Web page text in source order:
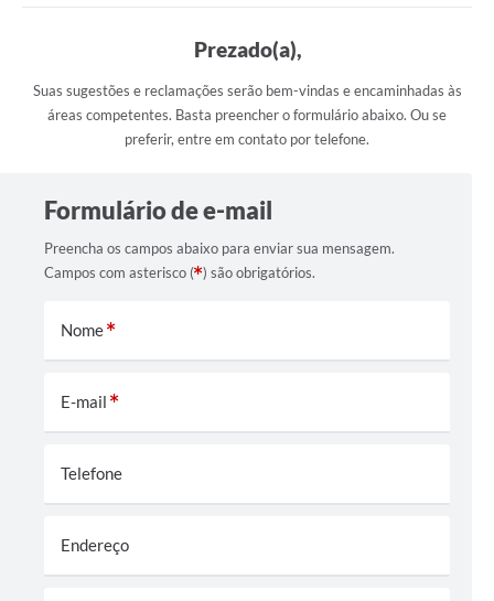
Prezado(a),
Suas sugestões e reclamações serão bem-vindas e encaminhadas às
áreas competentes. Basta preencher o formulário abaixo. Ou se
preferir, entre em contato por telefone.
Formulário de e-mail
Preencha os campos abaixo para enviar sua mensagem.
Campos com asterisco ( ) são obrigatórios.
Nome
E-mail
Telefone
Endereço